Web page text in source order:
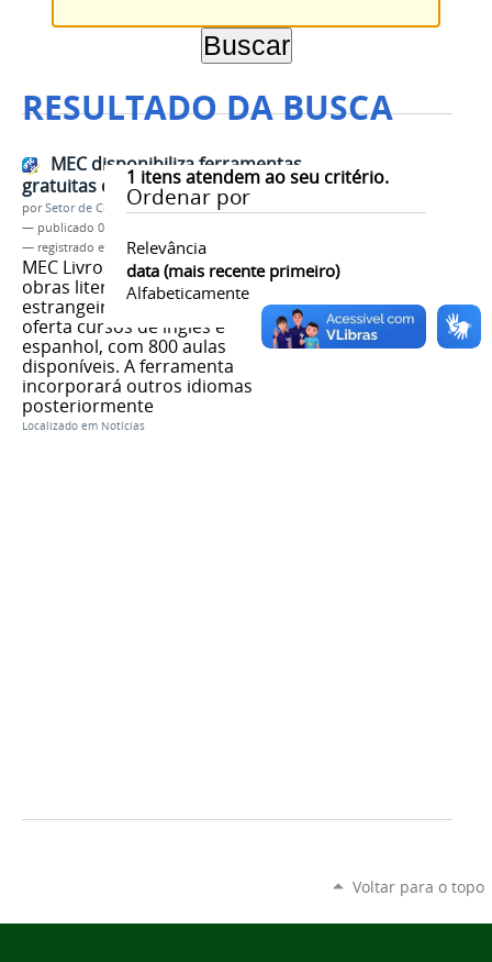
RESULTADO DA BUSCA
1 itens atendem ao seu critério.
Ordenar por
Relevância
data (mais recente primeiro)
Alfabeticamente
MEC disponibiliza ferramentas
gratuitas de livros e idiomas
porSetor de Comunicação
— publicado 07/04/2026
— registrado em:
MEC,MEC Livros
MEC Livros conta com quase 8 mil
obras literárias nacionais e
estrangeiras. Já o MEC Idiomas
oferta cursos de inglês e
espanhol, com 800 aulas
disponíveis. A ferramenta
incorporará outros idiomas
posteriormente
Localizado em Notícias
Voltar para o topo